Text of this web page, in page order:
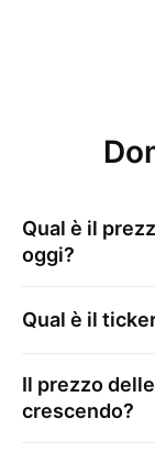
Qual è il
oggi?
Qual è il
Il prezzo
crescendo?